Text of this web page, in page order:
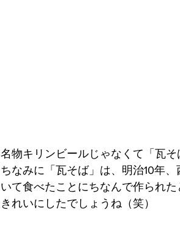
名物キリンビールじゃなくて「瓦そ
ちなみに「瓦そば」は、明治10年
いて食べたことにちなんで作られ
きれいにしたでしょうね（笑）